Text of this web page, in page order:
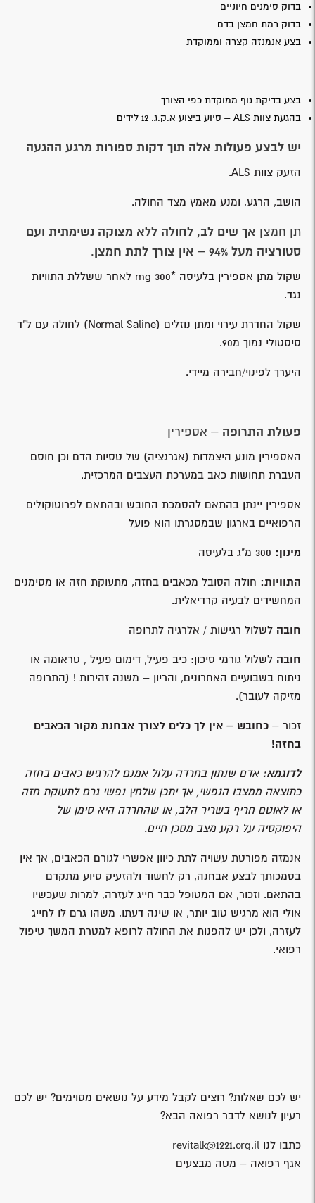
בדוק סימנים חיוניים
בדוק רמת חמצן בדם
בצע אנמנזה קצרה וממוקדת
בצע בדיקת גוף ממוקדת כפי הצורך
בהגעת צוות ALS – סיוע ביצוע א.ק.ג. 12 לידים
יש לבצע פעולות אלה תוך דקות ספורות מרגע ההגעה
הזעק צוות ALS.
הושב, הרגע, ומנע מאמץ מצד החולה.
תן חמצן אך שים לב, לחולה ללא מצוקה נשימתית ועם
סטורציה מעל 94%
– אין צורך לתת חמצן.
שקול מתן אספירין בלעיסה *300 mg לאחר ששללת התוויות
נגד.
שקול החדרת עירוי ומתן נוזלים (Normal Saline) לחולה עם ל"ד
סיסטולי נמוך מ90.
היערך לפינוי/חבירה מיידי.
פעולת התרופה – אספירין
האספירין מונע היצמדות (אגרגציה) של טסיות הדם וכן חוסם
העברת תחושות כאב במערכת העצבים המרכזית.
אספירין יינתן בהתאם להסמכת החובש ובהתאם לפרוטוקולים
הרפואיים בארגון שבמסגרתו הוא פועל
מינון:
התוויות: חולה הסובל מכאבים בחזה, מתעוקת חזה או מסימנים
המחשידים לבעיה קרדיאלית.
חובה לשלול רגישות / אלרגיה לתרופה
חובה לשלול גורמי סיכון: כיב פעיל, דימום פעיל , טראומה או
ניתוח בשבועיים האחרונים, והריון – משנה זהירות ! (התרופה
מזיקה לעובר).
זכור – כחובש – אין לך כלים לצורך אבחנת מקור הכאבים
בחזה!
לדוגמא:אדם שנתון בחרדה עלול אמנם להרגיש כאבים בחזה
כתוצאה ממצבו הנפשי, אך יתכן שלחץ נפשי גרם לתעוקת חזה
או לאוטם חריף בשריר הלב, או שהחרדה היא סימן של
היפוקסיה על רקע מצב מסכן חיים.
אנמזה מפורטת עשויה לתת כיוון אפשרי לגורם הכאבים, אך אין
בסמכותך לבצע אבחנה, רק לחשוד ולהזעיק סיוע מתקדם
בהתאם. וזכור, אם המטופל כבר חייג לעזרה, למרות שעכשיו
אולי הוא מרגיש טוב יותר, או שינה דעתו, משהו גרם לו לחייג
לעזרה, ולכן יש להפנות את החולה לרופא למטרת המשך טיפול
רפואי.
יש לכם שאלות? רוצים לקבל מידע על נושאים מסוימים? יש לכם
רעיון לנושא לדבר רפואה הבא?
כתבו לנו revitalk@1221.org.il
אגף רפואה – מטה מבצעים